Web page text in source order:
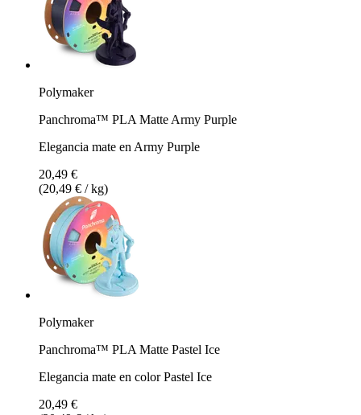
Polymaker
Panchroma™ PLA Matte Army Purple
Elegancia mate en Army Purple
20,49 €
(20,49 € / kg)
Polymaker
Panchroma™ PLA Matte Pastel Ice
Elegancia mate en color Pastel Ice
20,49 €